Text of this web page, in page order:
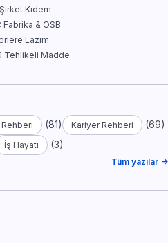
Kıdem
& OSB
Lazım
Tehlikeli Madde
(81) Kariyer Rehberi (69)
İş Hayatı (3)
Tüm yazılar →